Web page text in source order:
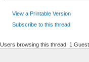
View a Printable Version
Subscribe to this thread
Users browsing this thread: 1